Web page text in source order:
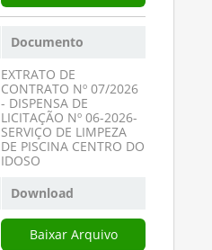
Documento
EXTRATO DE
CONTRATO Nº 07/2026
- DISPENSA DE
LICITAÇÃO Nº 06-2026-
SERVIÇO DE LIMPEZA
DE PISCINA CENTRO DO
IDOSO
Download
Baixar Arquivo